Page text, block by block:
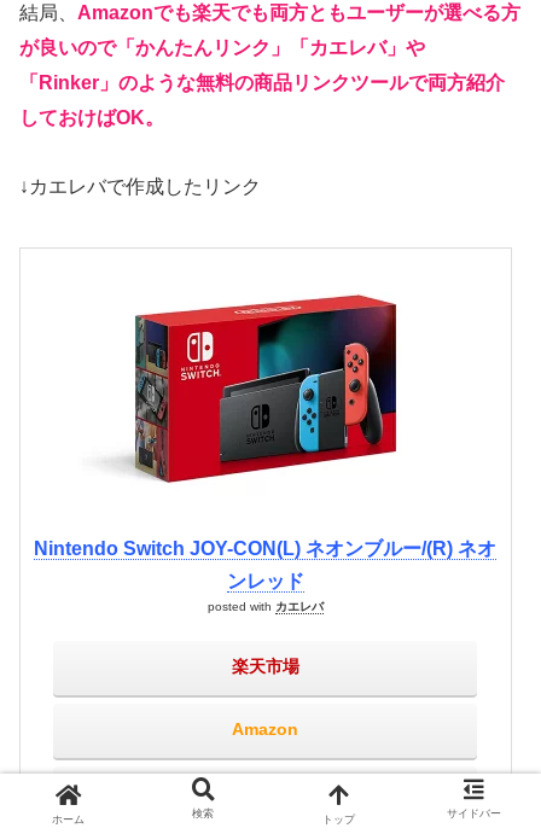
結局、 Amazonでも楽天でも両方ともユーザーが選べる方
が良いので「かんたんリンク」「カエレバ」や
「Rinker」のような無料の商品リンクツールで両方紹介
しておけばOK。
↓カエレバで作成したリンク
Nintendo Switch JOY-CON(L) ネオンブルー/(R) ネオ
ンレッド
posted with カエレバ
楽天市場
Amazon
Yahooショッピング
ホーム 検索 トップ サイドバー